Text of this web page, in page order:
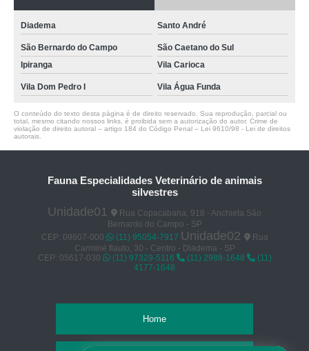
Diadema Santo André
São Bernardo do Campo
São Caetano do Sul
Ipiranga
Vila Carioca
Vila Dom Pedro I Vila Água Funda
O conteúdo do texto desta página é de direito reservado. Sua reprodução, parcial ou
total, mesmo citando nossos links, é proibida sem a autorização do autor. Crime de
violação de direito autoral – artigo 184 do Código Penal – Lei 9610/98 - Lei de direitos
autorais
Fauna Especialidades Veterinário de animais
silvestres
Unidade01
Rua Copacabana, 918 - Anchieta São
Bernardo do Campo - SP
CEP: 09607-000
(11) 95054-7917 Unidade02
Rua
Carminé flauto, 30 - Centro - Diadema - SP
CEP: 05617-030
(11) 97329-5116 (11) 2988-1648
(11)
4177-1648
Home